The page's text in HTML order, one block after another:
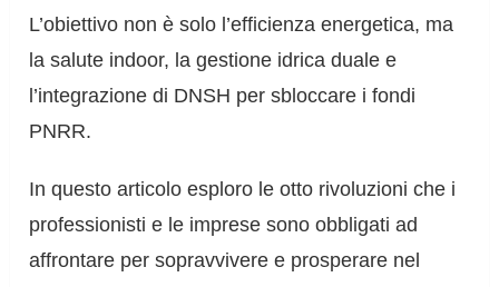
L’obiettivo non è solo l’efficienza energetica, ma
la salute indoor, la gestione idrica duale e
l’integrazione di DNSH per sbloccare i fondi
PNRR.
In questo articolo esploro le otto rivoluzioni che i
professionisti e le imprese sono obbligati ad
affrontare per sopravvivere e prosperare nel